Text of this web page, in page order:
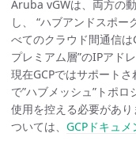
Aruba vGWは、両方の
し、 “ハブアンドスポー
べてのクラウド間通信は
プレミアム層”のIPアド
現在GCPではサポート
で”ハブメッシュ”トポ
使用を控える必要があ
ついては、 GCPドキュメ